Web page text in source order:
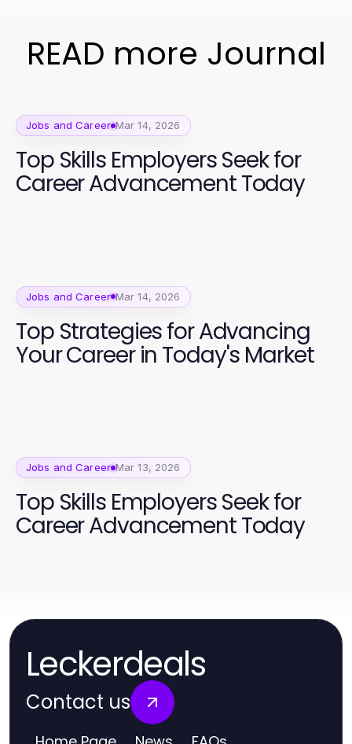
READ more Journal
Jobs and Career Mar 14, 2026
Top Skills Employers Seek for
Career Advancement Today
Jobs and Career Mar 14, 2026
Top Strategies for Advancing
Your Career in Today's Market
Jobs and Career Mar 13, 2026
Top Skills Employers Seek for
Career Advancement Today
Leckerdeals
Contact us